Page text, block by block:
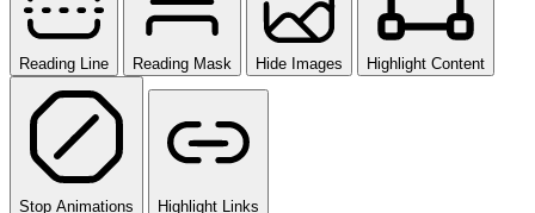
Reading Line Reading Mask Hide Images Highlight Content
Stop Animations Highlight Links